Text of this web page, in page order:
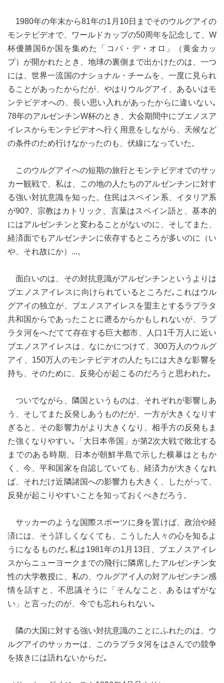
1980年の年末から81年の1月10日までそのウルグアイの
モンテビデオで、ワールドカップの50周年を記念して、W
杯優勝国6か国を集めた「コパ・デ・オロ」（黄金カッ
プ）が開かれたとき、地球の裏側まで出かけたのは、一つ
には、世界一流国のナショナル・チームを、一度に見られ
ることがあったからだが、やはりウルグアイ、あるいはモ
ンテビデオへの、長い思い入れがあったからに違いない｡
78年のアルゼンチンW杯のとき、大会期間中にブエノスア
イレスからモンテビデオへ行く用意をしながら、天候など
の条件のため行けなかったのも、伏線になっていた。
このウルグアイへの短期の旅行とモンテビデオでのサッ
カー観戦で、私は、この地の人たちのアルゼンチンに対す
る強い対抗意識を知った。住民はスペイン系、イタリア系
が90?、宗教はカトリック、言葉はスペイン語と、基本的
にはアルゼンチンと変わることがないのに、そしてまた、
経済面でもアルゼンチンに依存するところが多いのに（い
や、それ故にか）...。
面白いのは、その対抗意識がアルゼンチンというよりは
ブエノスアイレスに向けられているところだ｡これはウル
グアイの独立が、ブエノスアイレスを盟主とするラプラタ
共和国からであったことに遡るからかもしれないが、ラプ
ラタ河をへだてて存在する巨大都市、人口1千万人に近い
ブエノスアイレスは、なにかにつけて、300万人のウルグ
アイ、150万人のモンテビデオの人たちには大きな影響を
持ち、そのために、反発心が起こるのだろうと思われた｡
ついでながら、隣国というものは、それぞれが影響しあ
う、そしてまた反発しあうものだが、一方が大きくなりす
ぎると、その影響力がより大きくなり、相手方の反発もま
た強くなりやすい｡「大日本帝国」が第2次大戦で敗北する
までのある時期、日本が朝鮮半島で示した横暴はともか
く、今、平和国家を自認していても、経済力が大きくなれ
ば、それだけ近隣諸国への影響力も大きく、したがって、
反発が起こりやすいことを知っておくべきだろう。
サッカーのような国際スポーツに身を置けば、政治や経
済には、そう詳しくなくても、こうした人々の心を知るよ
うになるものだ｡私は1981年の1月13日、ブエノスアイレ
スからニューヨークまでの飛行に隣席したアルゼンチン女
性の大学教授に、私の、ウルグアイ人の対アルゼンチン感
情を話すと、不思議そうに「そんなこと、あるはずがな
い」と言ったのが、今でも忘れられない｡
隣の大国に対する強い対抗意識のことにふれたのは、ウ
ルグアイのサッカーは、このラプラタ河をはさんでの競争
を抜きには語れないからだ｡